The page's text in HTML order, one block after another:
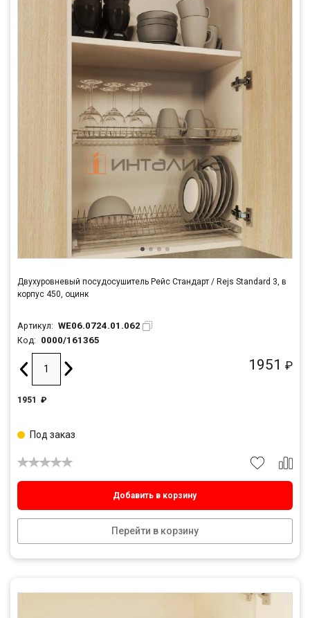
Двухуровневый посудосушитель Рейс Стандарт / Rejs Standard 3, в
корпус 450, оцинк
Артикул: WE06.0724.01.062
Код: 0000/161365
1951 ₽
1951 ₽
Добавить в корзину
Перейти в корзину
Под заказ